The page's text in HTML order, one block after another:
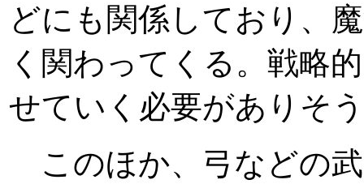
どにも関係しており、
く関わってくる。戦略
せていく必要がありそ
このほか、弓などの